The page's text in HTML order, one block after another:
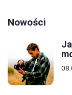
Nowości